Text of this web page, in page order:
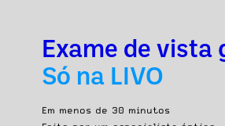
Exame de vista
Só na LIVO
Em menos de 30 minutos